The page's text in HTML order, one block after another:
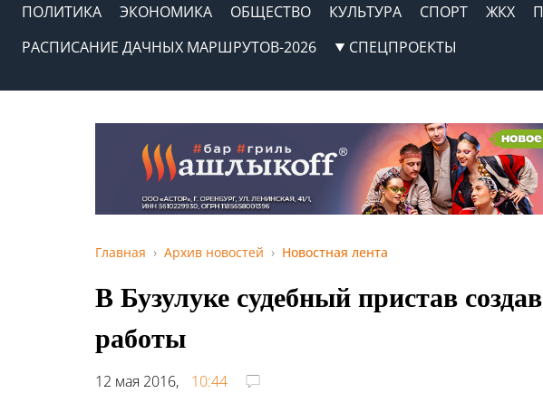
ПОЛИТИКА
ЭКОНОМИКА ОБЩЕСТВО КУЛЬТУРА СПОРТ ЖКХ
РАСПИСАНИЕ ДАЧНЫХ МАРШРУТОВ-2026
СПЕЦПРОЕКТЫ
Главная Архив новостей Новостная лента
В Бузулуке судебный пристав
работы
12 мая 2016,
10:44